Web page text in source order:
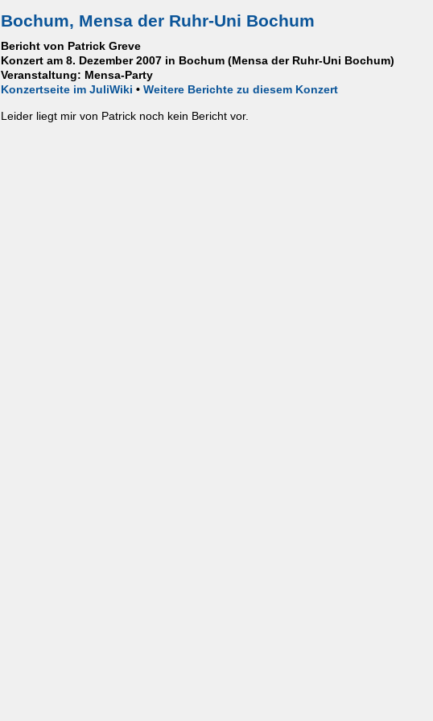
Bochum, Mensa der Ruhr-Uni Bochum
Bericht von Patrick Greve
Konzert am 8. Dezember 2007 in Bochum (Mensa der Ruhr-Uni Bochum)
Veranstaltung: Mensa-Party
Konzertseite im JuliWiki • Weitere Berichte zu diesem Konzert
Leider liegt mir von Patrick noch kein Bericht vor.